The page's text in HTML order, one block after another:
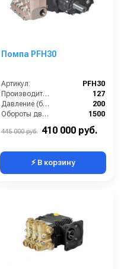
Помпа PFH30
Артикул:
PFH30
Производительность (л/ч):
127
Давление (бар):
200
Обороты двигателя (об/мин):
1500
445 000 руб. 410 000 руб.
⚡ В корзину